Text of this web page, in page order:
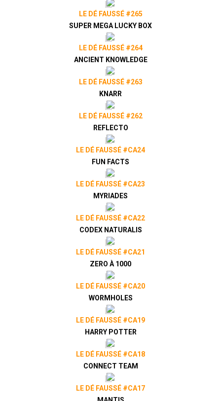
LE DÉ FAUSSÉ #265
SUPER MEGA LUCKY BOX
LE DÉ FAUSSÉ #264
ANCIENT KNOWLEDGE
LE DÉ FAUSSÉ #263
KNARR
LE DÉ FAUSSÉ #262
REFLECTO
LE DÉ FAUSSÉ #CA24
FUN FACTS
LE DÉ FAUSSÉ #CA23
MYRIADES
LE DÉ FAUSSÉ #CA22
CODEX NATURALIS
LE DÉ FAUSSÉ #CA21
ZERO À 1000
LE DÉ FAUSSÉ #CA20
WORMHOLES
LE DÉ FAUSSÉ #CA19
HARRY POTTER
LE DÉ FAUSSÉ #CA18
CONNECT TEAM
LE DÉ FAUSSÉ #CA17